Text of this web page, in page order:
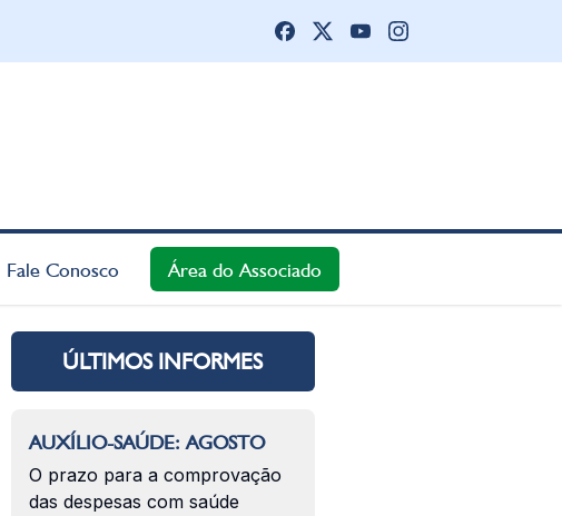
Fale Conosco Área do Associado
ÚLTIMOS INFORMES
AUXÍLIO-SAÚDE: AGOSTO
O prazo para a comprovação
das despesas com saúde